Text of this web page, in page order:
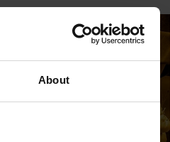
About